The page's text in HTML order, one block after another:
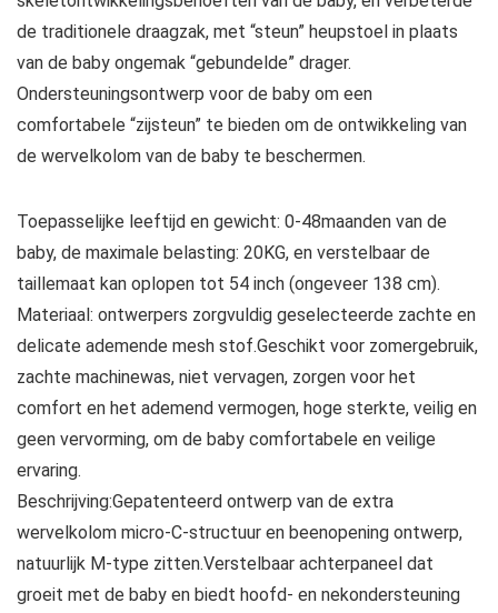
de traditionele draagzak, met “steun” heupstoel in plaats
van de baby ongemak “gebundelde” drager.
Ondersteuningsontwerp voor de baby om een
comfortabele “zijsteun” te bieden om de ontwikkeling van
de wervelkolom van de baby te beschermen.
Toepasselijke leeftijd en gewicht: 0-48maanden van de
baby, de maximale belasting: 20KG, en verstelbaar de
taillemaat kan oplopen tot 54 inch (ongeveer 138 cm).
Materiaal: ontwerpers zorgvuldig geselecteerde zachte en
delicate ademende mesh stof.Geschikt voor zomergebruik,
zachte machinewas, niet vervagen, zorgen voor het
comfort en het ademend vermogen, hoge sterkte, veilig en
geen vervorming, om de baby comfortabele en veilige
ervaring.
Beschrijving:Gepatenteerd ontwerp van de extra
wervelkolom micro-C-structuur en beenopening ontwerp,
natuurlijk M-type zitten.Verstelbaar achterpaneel dat
groeit met de baby en biedt hoofd- en nekondersteuning